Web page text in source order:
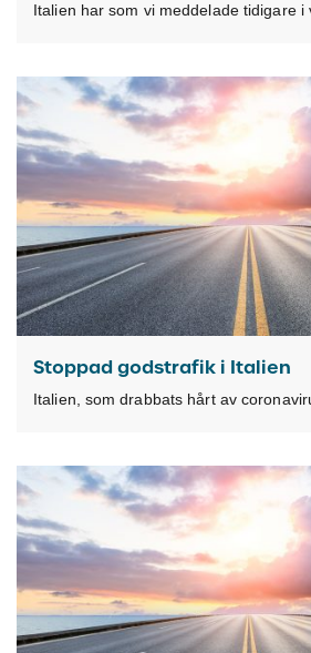
Stoppad godstrafik i Italien